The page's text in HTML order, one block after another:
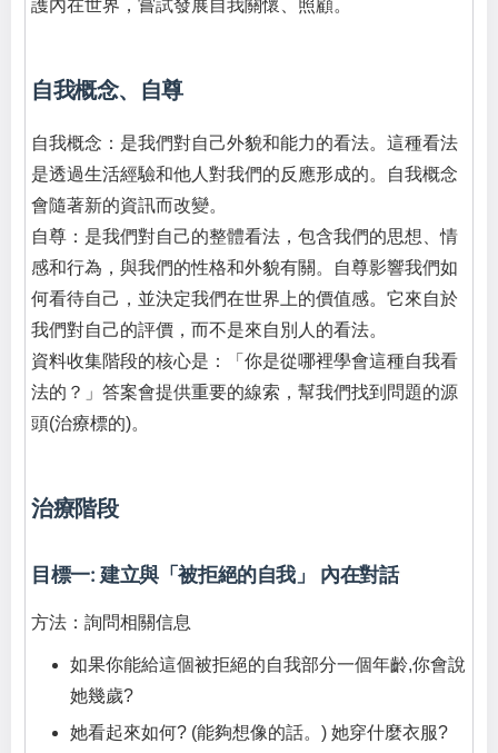
護內在世界，嘗試發展自我關懷、照顧。
自我概念、自尊
自我概念 ：是我們對自己外貌和能力的看法。這種看法
是透過生活經驗和他人對我們的反應形成的。自我概念
會隨著新的資訊而改變。
自尊 ：是我們對自己的整體看法，包含我們的思想、情
感和行為，與我們的性格和外貌有關。自尊影響我們如
何看待自己，並決定我們在世界上的價值感。它來自於
我們對自己的評價，而不是來自別人的看法。
資料收集階段的核心是：「你是從哪裡學會這種自我看
法的？」答案會提供重要的線索，幫我們找到問題的源
頭(治療標的)。
治療階段
目標一: 建立與「被拒絕的自我」 內在對話
方法：詢問相關信息
如果你能給這個被拒絕的自我部分一個年齡,你會說
她幾歲?
她看起來如何? (能夠想像的話。) 她穿什麼衣服?